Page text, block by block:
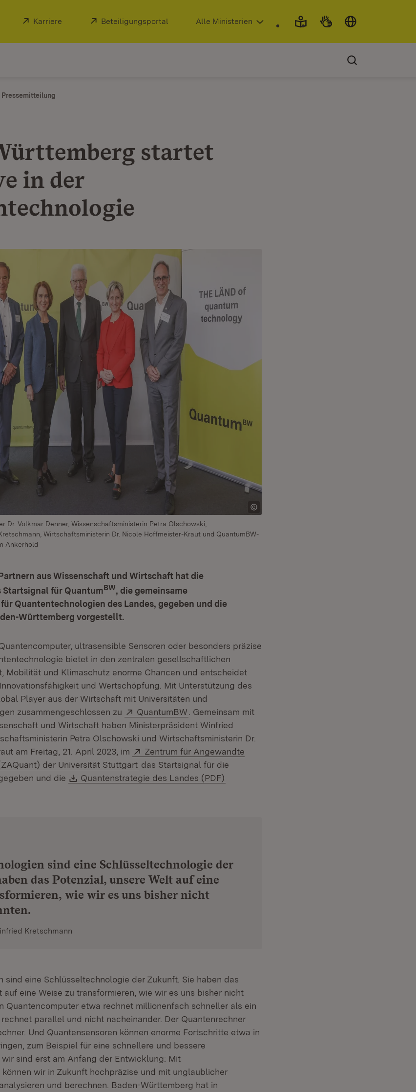
Extern:
Karriere (Öffnet in neuem Fenster)
Extern:
Beteiligungsportal (Öffnet in neuem Fenster)
Alle Ministerien
Pressemitteilung
startet
in der
Dr. Volkmar Denner, Wissenschaftsministerin Petra Olschowski,
Wirtschaftsministerin Dr. Nicole Hoffmeister-Kraut und QuantumBW-
Ankerhold
aus Wissenschaft und Wirtschaft hat die
Startsignal für QuantumBW, die gemeinsame
Quantentechnologien des Landes, gegeben und die
Württemberg vorgestellt.
ultrasensible Sensoren oder besonders präzise
bietet in den zentralen gesellschaftlichen
Mobilität und Klimaschutz enorme Chancen und entscheidet
und Wertschöpfung. Mit Unterstützung des
Player aus der Wirtschaft mit Universitäten und
zusammengeschlossen zu
Extern:
QuantumBW (Öffnet in neuem Fenster)
. Gemeinsam mit
und Wirtschaft haben Ministerpräsident Winfried
Petra Olschowski und Wirtschaftsministerin Dr.
am Freitag, 21. April 2023, im
Extern:
Zentrum für Angewandte
der Universität Stuttgart (Öffnet in neuem Fenster)
das Startsignal für die
und die
Download:
Quantenstrategie des Landes (PDF)
sind eine Schlüsseltechnologie der
das Potenzial, unsere Welt auf eine
wie wir es uns bisher nicht
Kretschmann
sind eine Schlüsseltechnologie der Zukunft. Sie haben das
auf eine Weise zu transformieren, wie wir es uns bisher nicht
Quantencomputer etwa rechnet millionenfach schneller als ein
rechnet parallel und nicht nacheinander. Der Quantenrechner
Und Quantensensoren können enorme Fortschritte etwa in
zum Beispiel für eine schnellere und bessere
sind erst am Anfang der Entwicklung: Mit
wir in Zukunft hochpräzise und mit unglaublicher
und berechnen. Baden-Württemberg hat in